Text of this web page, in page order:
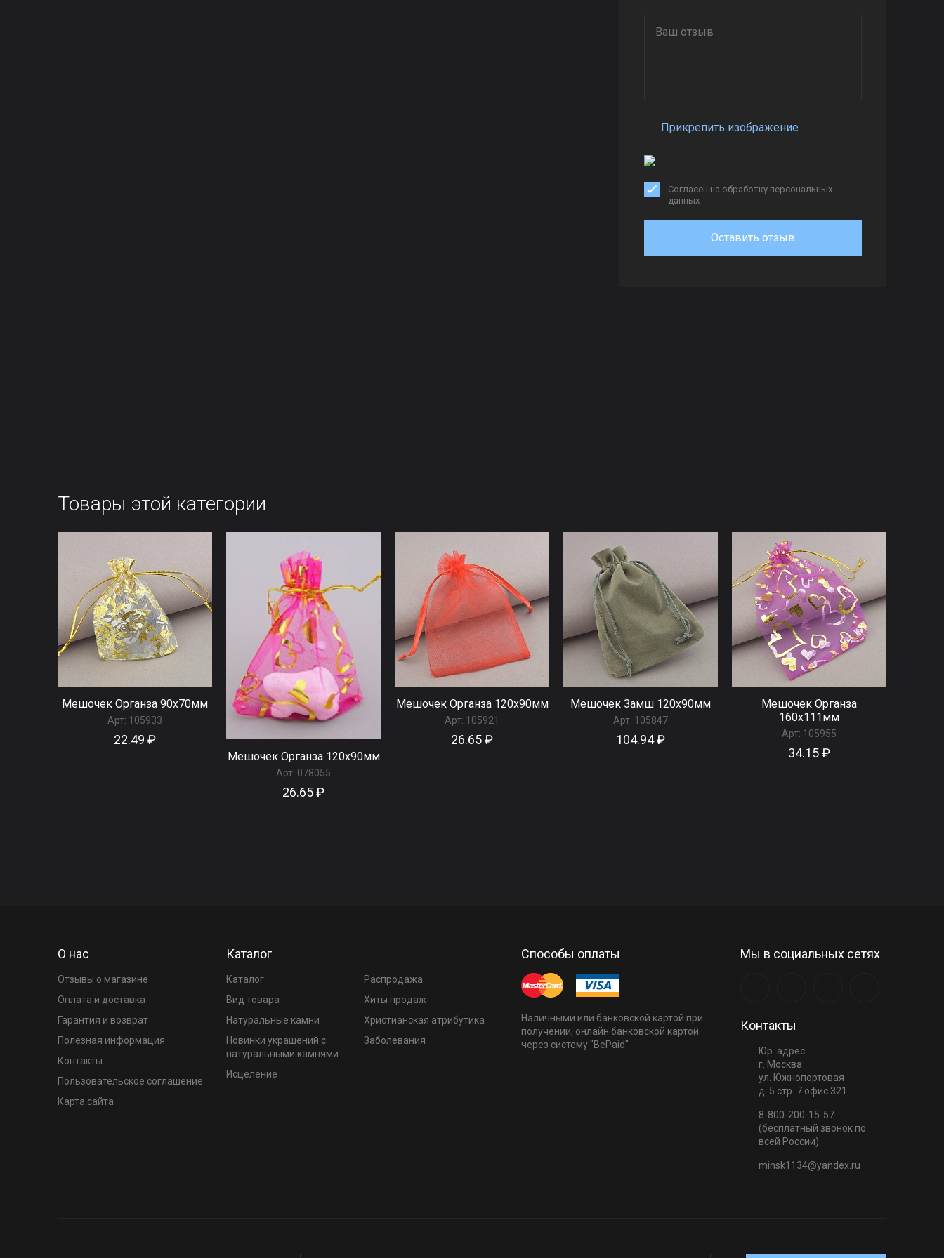
Прикрепить изображение
Согласен на обработку персональных
данных
Оставить отзыв
Товары этой категории
Мешочек Органза 90x70мм
Арт: 105933
22.49 ₽
Мешочек Органза 120x90мм
Арт: 078055
26.65 ₽
Мешочек Органза 120x90мм
Арт: 105921
26.65 ₽
Мешочек Замш 120x90мм
Арт: 105847
104.94 ₽
Мешочек Органза
160x111мм
Арт: 105955
34.15 ₽
О нас
Отзывы о магазине
Оплата и доставка
Гарантия и возврат
Полезная информация
Контакты
Пользовательское соглашение
Карта сайта
Каталог
Каталог
Вид товара
Натуральные камни
Новинки украшений с
натуральными камнями
Распродажа
Хиты продаж
Христианская атрибутика
Заболевания
Исцеление
Способы оплаты
Наличными или банковской картой при
получении, онлайн банковской картой
через систему "BePaid"
Мы в социальных сетях
Контакты
Юр. адрес:
г. Москва
ул. Южнопортовая
д. 5 стр. 7 офис 321
8-800-200-15-57
(бесплатный звонок по
всей России)
minsk1134@yandex.ru